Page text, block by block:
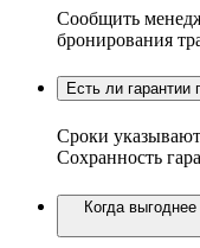
Сообщить
бронирования
Есть ли гарантии
Сроки
Сохранность
Когда